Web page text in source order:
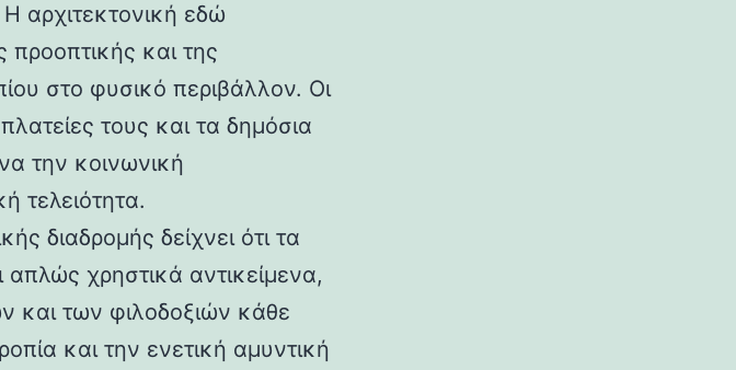
αρχιτεκτονική εδώ
προοπτικής και της
στο φυσικό περιβάλλον. Οι
τους και τα δημόσια
την κοινωνική
τελειότητα.
διαδρομής δείχνει ότι τα
απλώς χρηστικά αντικείμενα,
των φιλοδοξιών κάθε
και την ενετική αμυντική